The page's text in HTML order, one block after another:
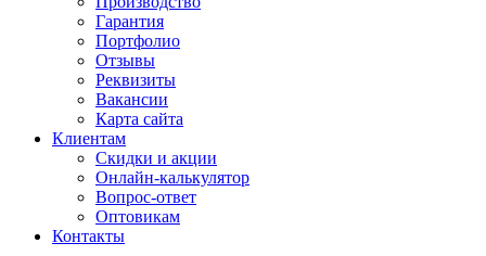
Гарантия
Портфолио
Отзывы
Реквизиты
Вакансии
Карта сайта
Клиентам
Скидки и акции
Онлайн-калькулятор
Вопрос-ответ
Оптовикам
Контакты